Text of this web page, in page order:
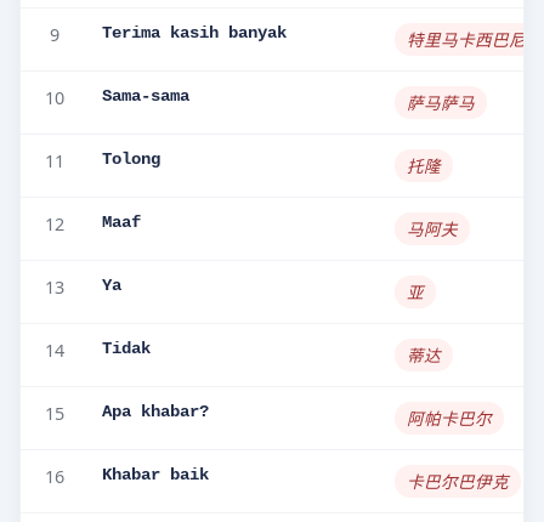
9 Terima kasih banyak 特里马卡西巴尼亚
10 Sama-sama 萨马萨马
11 Tolong 托隆
12 Maaf 马阿夫
13 Ya 亚
14 Tidak 蒂达
15 Apa khabar? 阿帕卡巴尔
16 Khabar baik 卡巴尔巴伊克